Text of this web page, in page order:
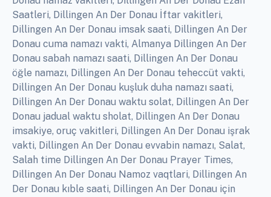
Saatleri, Dillingen An Der Donau İftar vakitleri,
Dillingen An Der Donau imsak saati, Dillingen An Der
Donau cuma namazı vakti, Almanya Dillingen An Der
Donau sabah namazı saati, Dillingen An Der Donau
öğle namazı, Dillingen An Der Donau teheccüt vakti,
Dillingen An Der Donau kuşluk duha namazı saati,
Dillingen An Der Donau waktu solat, Dillingen An Der
Donau jadual waktu sholat, Dillingen An Der Donau
imsakiye, oruç vakitleri, Dillingen An Der Donau işrak
vakti, Dillingen An Der Donau evvabin namazı, Salat,
Salah time Dillingen An Der Donau Prayer Times,
Dillingen An Der Donau Namoz vaqtlari, Dillingen An
Der Donau kıble saati, Dillingen An Der Donau için